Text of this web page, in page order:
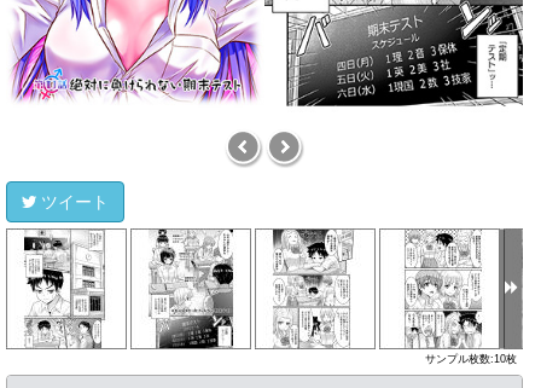
ツイート
サンプル枚数:10枚